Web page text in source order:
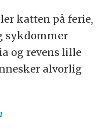
katten på ferie,
sykdommer
og revens lille
alvorlig